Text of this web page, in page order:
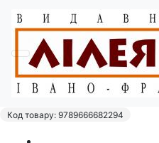
Головна Серія "Моє
Дейчаківський І.
Станиславові"
Код товару: 9789666682294